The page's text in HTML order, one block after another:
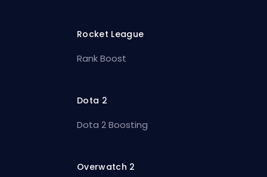
Rocket League
Rank Boost
Dota 2
Dota 2 Boosting
Overwatch 2